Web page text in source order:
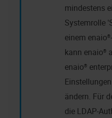
mindestens
Systemrolle
einem enaio®
kann enaio®
enaio®
ändern. Für
die LDAP-